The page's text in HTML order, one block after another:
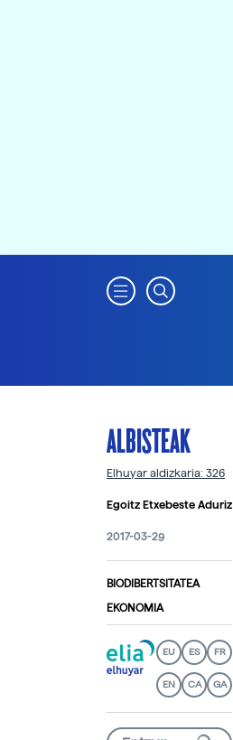
ALBISTEAK
Elhuyar aldizkaria: 326
Egoitz Etxebeste Aduriz
2017-03-29
BIODIBERTSITATEA
EKONOMIA
EU ES FR
EN CA GA